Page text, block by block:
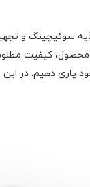
کیفیت
یاری دهیم. در